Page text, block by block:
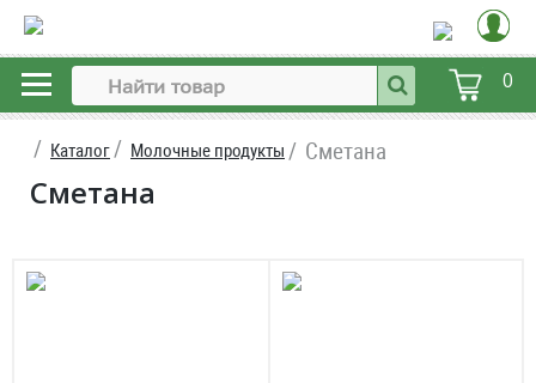
0
Каталог Молочные продукты Сметана
Сметана